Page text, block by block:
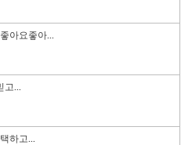
아요좋아...
...
하고...